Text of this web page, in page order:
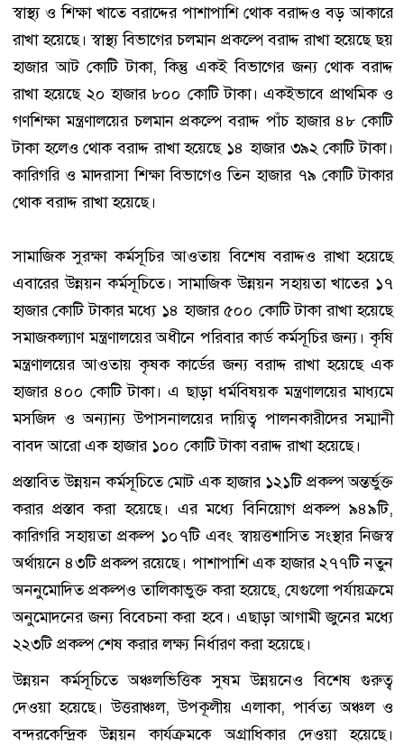
স্বাস্থ্য ও শিক্ষা খাতে বরাদ্দের পাশাপাশি থোক বরাদ্দও বড় আকারে
রাখা হয়েছে। স্বাস্থ্য বিভাগের চলমান প্রকল্পে বরাদ্দ রাখা হয়েছে ছয়
হাজার আট কোটি টাকা, কিন্তু একই বিভাগের জন্য থোক বরাদ্দ
রাখা হয়েছে ২০ হাজার ৮০০ কোটি টাকা। একইভাবে প্রাথমিক ও
গণশিক্ষা মন্ত্রণালয়ের চলমান প্রকল্পে বরাদ্দ পাঁচ হাজার ৪৮ কোটি
টাকা হলেও থোক বরাদ্দ রাখা হয়েছে ১৪ হাজার ৩৯২ কোটি টাকা।
কারিগরি ও মাদরাসা শিক্ষা বিভাগেও তিন হাজার ৭৯ কোটি টাকার
থোক বরাদ্দ রাখা হয়েছে।
সামাজিক সুরক্ষা কর্মসূচির আওতায় বিশেষ বরাদ্দও রাখা হয়েছে
এবারের উন্নয়ন কর্মসূচিতে। সামাজিক উন্নয়ন সহায়তা খাতের ১৭
হাজার কোটি টাকার মধ্যে ১৪ হাজার ৫০০ কোটি টাকা রাখা হয়েছে
সমাজকল্যাণ মন্ত্রণালয়ের অধীনে পরিবার কার্ড কর্মসূচির জন্য। কৃষি
মন্ত্রণালয়ের আওতায় কৃষক কার্ডের জন্য বরাদ্দ রাখা হয়েছে এক
হাজার ৪০০ কোটি টাকা। এ ছাড়া ধর্মবিষয়ক মন্ত্রণালয়ের মাধ্যমে
মসজিদ ও অন্যান্য উপাসনালয়ের দায়িত্ব পালনকারীদের সম্মানী
বাবদ আরো এক হাজার ১০০ কোটি টাকা বরাদ্দ রাখা হয়েছে।
প্রস্তাবিত উন্নয়ন কর্মসূচিতে মোট এক হাজার ১২১টি প্রকল্প অন্তর্ভুক্ত
করার প্রস্তাব করা হয়েছে। এর মধ্যে বিনিয়োগ প্রকল্প ৯৪৯টি,
কারিগরি সহায়তা প্রকল্প ১০৭টি এবং স্বায়ত্তশাসিত সংস্থার নিজস্ব
অর্থায়নে ৪৩টি প্রকল্প রয়েছে। পাশাপাশি এক হাজার ২৭৭টি নতুন
অননুমোদিত প্রকল্পও তালিকাভুক্ত করা হয়েছে, যেগুলো পর্যায়ক্রমে
অনুমোদনের জন্য বিবেচনা করা হবে। এছাড়া আগামী জুনের মধ্যে
২২৩টি প্রকল্প শেষ করার লক্ষ্য নির্ধারণ করা হয়েছে।
উন্নয়ন কর্মসূচিতে অঞ্চলভিত্তিক সুষম উন্নয়নেও বিশেষ গুরুত্ব
দেওয়া হয়েছে। উত্তরাঞ্চল, উপকূলীয় এলাকা, পার্বত্য অঞ্চল ও
বন্দরকেন্দ্রিক উন্নয়ন কার্যক্রমকে অগ্রাধিকার দেওয়া হয়েছে।